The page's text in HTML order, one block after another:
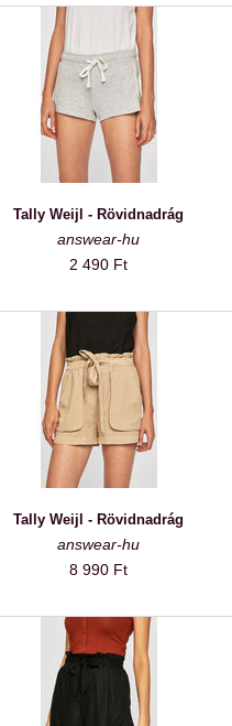
Tally Weijl - Rövidnadrág
answear-hu
2 490 Ft
Tally Weijl - Rövidnadrág
answear-hu
8 990 Ft